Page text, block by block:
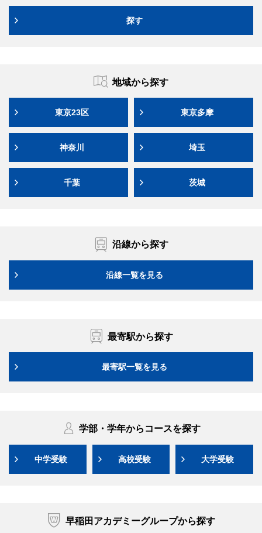
探す
地域から探す
東京23区 東京多摩
神奈川 埼玉
千葉 茨城
沿線から探す
沿線一覧を見る
最寄駅から探す
最寄駅一覧を見る
学部・学年からコースを探す
中学受験 高校受験 大学受験
早稲田アカデミーグループから探す